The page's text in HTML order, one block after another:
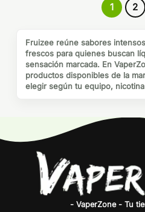
1 2
Fruizee reúne sabores
frescos para quienes buscan
sensación marcada. En
productos disponibles de la
elegir según tu equipo,
- VaperZone - Tu